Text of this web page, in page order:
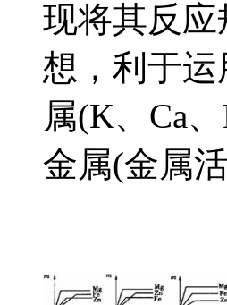
现将其反
想，利于
属(K、Ca
金属(金属